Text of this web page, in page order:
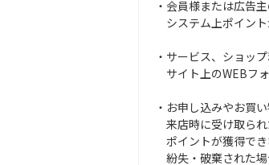
・会員様または広告
システム上ポイント
・サービス、ショッ
サイト上のWEBフ
・お申し込みやお買
来店時に受け取られ
ポイントが獲得でき
紛失・破棄された場